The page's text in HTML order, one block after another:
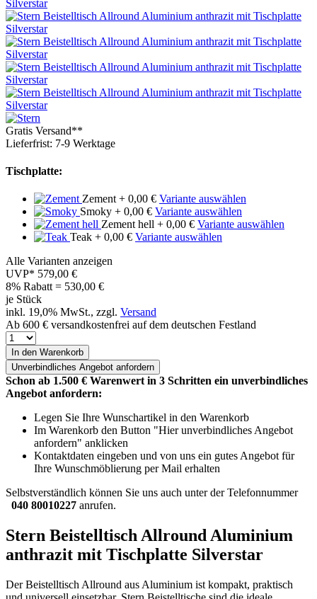
Gratis Versand**
Lieferfrist: 7-9 Werktage
Tischplatte:
Zement + 0,00 € Variante auswählen
Smoky + 0,00 € Variante auswählen
Zement hell + 0,00 € Variante auswählen
Teak + 0,00 € Variante auswählen
Alle Varianten anzeigen
UVP* 579,00 €
8% Rabatt = 530,00 €
je Stück
inkl. 19,0% MwSt., zzgl. Versand
Ab 600 € versandkostenfrei auf dem deutschen Festland
In den Warenkorb
Unverbindliches Angebot anfordern
Schon ab 1.500 € Warenwert in 3 Schritten ein unverbindliches
Angebot anfordern:
Legen Sie Ihre Wunschartikel in den Warenkorb
Im Warenkorb den Button "Hier unverbindliches Angebot
anfordern" anklicken
Kontaktdaten eingeben und von uns ein gutes Angebot für
Ihre Wunschmöblierung per Mail erhalten
Selbstverständlich können Sie uns auch unter der Telefonnummer
040 80010227 anrufen.
Stern Beistelltisch Allround Aluminium
anthrazit mit Tischplatte Silverstar
Der Beistelltisch Allround aus Aluminium ist kompakt, praktisch